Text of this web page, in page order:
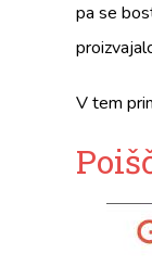
pa se
V tem